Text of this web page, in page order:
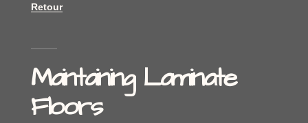
Retour
Maintaining Laminate
Floors